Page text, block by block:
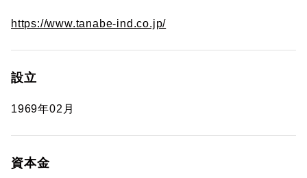
https://www.tanabe-ind.co.jp/
設立
1969年02月
資本金